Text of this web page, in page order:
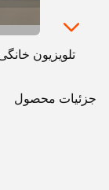
جزئیات محصول